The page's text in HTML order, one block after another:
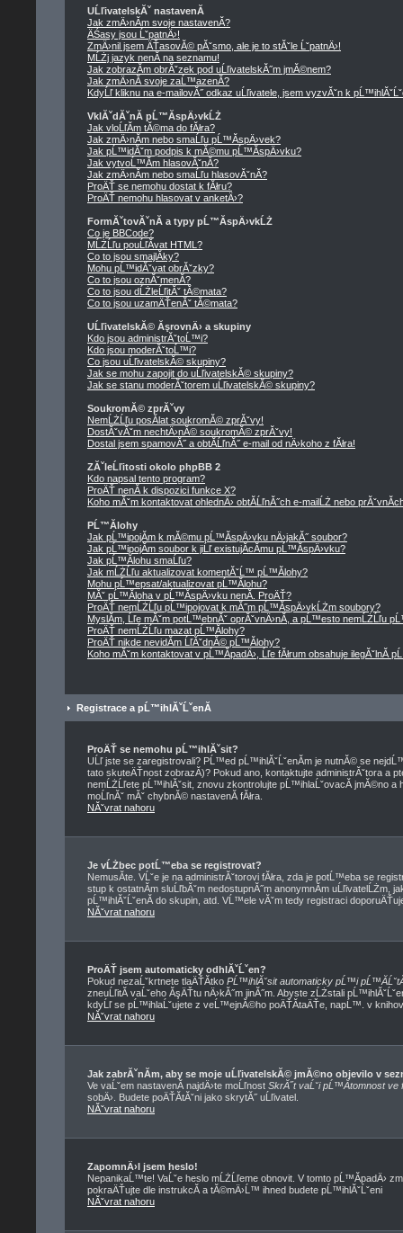
UĹľivatelskĂˇ nastavenĂ­
Jak zmÄ›nĂ­m svoje nastavenĂ­?
ÄŚasy jsou ĹˇpatnÄ›!
ZmÄ›nil jsem ÄŤasovĂ© pĂˇsmo, ale je to stĂˇle ĹˇpatnÄ›!
MĹŻj jazyk nenĂ­ na seznamu!
Jak zobrazĂ­m obrĂˇzek pod uĹľivatelskĂ˝m jmĂ©nem?
Jak zmÄ›nĂ­ svoje zaĹ™azenĂ­?
KdyĹľ kliknu na e-mailovĂ˝ odkaz uĹľivatele, jsem vyzvĂˇn k
VklĂˇdĂˇnĂ­ pĹ™Ă­spÄ›vkĹŻ
Jak vloĹľĂ­m tĂ©ma do fĂłra?
Jak zmÄ›nĂ­m nebo smaĹľu pĹ™Ă­spÄ›vek?
Jak pĹ™idĂˇm podpis k mĂ©mu pĹ™Ă­spÄ›vku?
Jak vytvoĹ™Ă­m hlasovĂˇnĂ­?
Jak zmÄ›nĂ­m nebo smaĹľu hlasovĂˇnĂ­?
ProÄŤ se nemohu dostat k fĂłru?
ProÄŤ nemohu hlasovat v anketÄ›?
FormĂˇtovĂˇnĂ­ a typy pĹ™Ă­spÄ›vkĹŻ
Co je BBCode?
MĹŻĹľu pouĹľĂ­vat HTML?
Co to jsou smajlĂ­ky?
Mohu pĹ™idĂˇvat obrĂˇzky?
Co to jsou oznĂˇmenĂ­?
Co to jsou dĹŻleĹľitĂˇ tĂ©mata?
Co to jsou uzamÄŤenĂˇ tĂ©mata?
UĹľivatelskĂ© ĂşrovnÄ› a skupiny
Kdo jsou administrĂˇtoĹ™i?
Kdo jsou moderĂˇtoĹ™i?
Co jsou uĹľivatelskĂ© skupiny?
Jak se mohu zapojit do uĹľivatelskĂ© skupiny?
Jak se stanu moderĂˇtorem uĹľivatelskĂ© skupiny?
SoukromĂ© zprĂˇvy
NemĹŻĹľu posĂ­lat soukromĂ© zprĂˇvy!
DostĂˇvĂˇm nechtÄ›nĂ© soukromĂ© zprĂˇvy!
Dostal jsem spamovĂ˝ a obtĂ­ĹľnĂ˝ e-mail od nÄ›koho z fĂłra!
ZĂˇleĹľitosti okolo phpBB 2
Kdo napsal tento program?
ProÄŤ nenĂ­ k dispozici funkce X?
Koho mĂˇm kontaktovat ohlednÄ› obtĂ­ĹľnĂ˝ch e-mailĹŻ nebo
PĹ™Ă­lohy
Jak pĹ™ipojĂ­m k mĂ©mu pĹ™Ă­spÄ›vku nÄ›jakĂ˝ soubor?
Jak pĹ™ipojĂ­m soubor k jiĹľ existujĂ­cĂ­mu pĹ™Ă­spÄ›vku?
Jak pĹ™Ă­lohu smaĹľu?
Jak mĹŻĹľu aktualizovat komentĂˇĹ™ pĹ™Ă­lohy?
Mohu pĹ™epsat/aktualizovat pĹ™Ă­lohu?
MĂˇ pĹ™Ă­loha v pĹ™Ă­spÄ›vku nenĂ­. ProÄŤ?
ProÄŤ nemĹŻĹľu pĹ™ipojovat k mĂ˝m pĹ™Ă­spÄ›vkĹŻm soubory?
MyslĂ­m, Ĺľe mĂˇm potĹ™ebnĂˇ oprĂˇvnÄ›nĂ­, a pĹ™esto nemĹŻĹľu
ProÄŤ nemĹŻĹľu mazat pĹ™Ă­lohy?
ProÄŤ nikde nevidĂ­m ĹľĂˇdnĂ© pĹ™Ă­lohy?
Koho mĂˇm kontaktovat v pĹ™Ă­padÄ›, Ĺľe fĂłrum obsahuje ilegĂˇlnĂ­
Registrace a pĹ™ihlĂˇĹˇenĂ­
ProÄŤ se nemohu pĹ™ihlĂˇsit?
UĹľ jste se zaregistrovali? PĹ™ed pĹ™ihlĂˇĹˇenĂ­m je nutnĂ© se
tato skuteÄŤnost zobrazĂ­)? Pokud ano, kontaktujte administrĂˇtora a
nemĹŻĹľete pĹ™ihlĂˇsit, znovu zkontrolujte pĹ™ihlaĹˇovacĂ­ jmĂ©no a
moĹľnĂˇ mĂˇ chybnĂ© nastavenĂ­ fĂłra.
NĂˇvrat nahoru
Je vĹŻbec potĹ™eba se registrovat?
NemusĂ­te. VĹˇe je na administrĂˇtorovi fĂłra, zda je potĹ™eba se
stup k ostatnĂ­m sluĹľbĂˇm nedostupnĂ˝m anonymnĂ­m uĹľivatelĹŻm,
pĹ™ihlĂˇĹˇenĂ­ do skupin, atd. VĹ™ele vĂˇm tedy registraci
NĂˇvrat nahoru
ProÄŤ jsem automaticky odhlĂˇĹˇen?
Pokud nezaĹˇkrtnete tlaÄŤĂ­tko PĹ™ihlĂˇsit automaticky pĹ™i pĹ™Ă­ĹˇtĂ­
zneuĹľitĂ­ vaĹˇeho ĂşÄŤtu nÄ›kĂ˝m jinĂ˝m. Abyste zĹŻstali
kdyĹľ se pĹ™ihlaĹˇujete z veĹ™ejnĂ©ho poÄŤĂ­taÄŤe, napĹ™. v
NĂˇvrat nahoru
Jak zabrĂˇnĂ­m, aby se moje uĹľivatelskĂ© jmĂ©no objevilo v
Ve vaĹˇem nastavenĂ­ najdÄ›te moĹľnost SkrĂ˝t vaĹˇi pĹ™Ă­tomnost ve
sobÄ›. Budete poÄŤĂ­tĂˇni jako skrytĂ˝ uĹľivatel.
NĂˇvrat nahoru
ZapomnÄ›l jsem heslo!
NepanikaĹ™te! VaĹˇe heslo mĹŻĹľeme obnovit. V tomto pĹ™Ă­padÄ›
pokraÄŤujte dle instrukcĂ­ a tĂ©mÄ›Ĺ™ ihned budete pĹ™ihlĂˇĹˇeni
NĂˇvrat nahoru